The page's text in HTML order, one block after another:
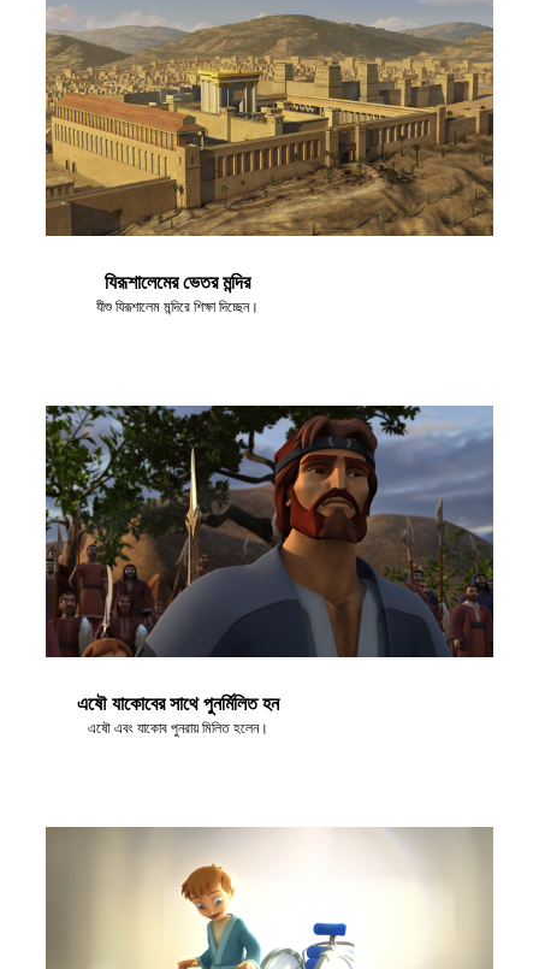
যিরূশালেমের ভেতর মন্দির
যীশু যিরূশালেম মন্দিরে শিক্ষা দিচ্ছেন।
এষৌ যাকোবের সাথে পুনর্মিলিত হন
এষৌ এবং যাকোব পুনরায় মিলিত হলেন।